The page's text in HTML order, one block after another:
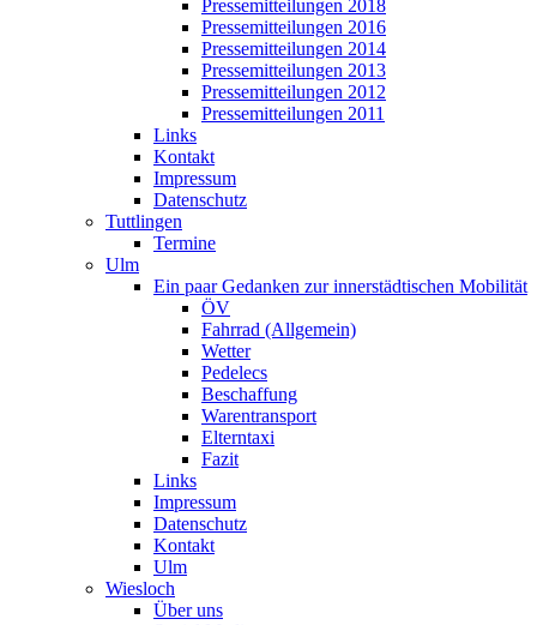
Pressemitteilungen 2018
Pressemitteilungen 2016
Pressemitteilungen 2014
Pressemitteilungen 2013
Pressemitteilungen 2012
Pressemitteilungen 2011
Links
Kontakt
Impressum
Datenschutz
Tuttlingen
Termine
Ulm
Ein paar Gedanken zur innerstädtischen Mobilität
ÖV
Fahrrad (Allgemein)
Wetter
Pedelecs
Beschaffung
Warentransport
Elterntaxi
Fazit
Links
Impressum
Datenschutz
Kontakt
Ulm
Wiesloch
Über uns